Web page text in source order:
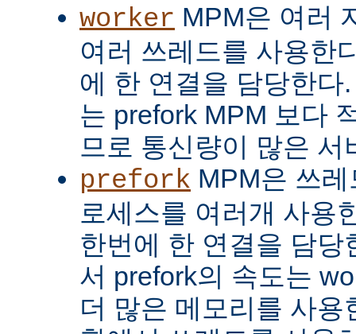
worker MPM은 여러
여러 쓰레드를 사용한
에 한 연결을 담당한다
는 prefork MPM 보다
므로 통신량이 많은 서
prefork MPM은 쓰
로세스를 여러개 사용
한번에 한 연결을 담당
서 prefork의 속도는
더 많은 메모리를 사